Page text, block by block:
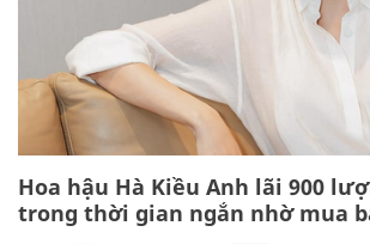
Hoa hậu Hà Kiều Anh lãi 900
trong thời gian ngắn nhờ mua